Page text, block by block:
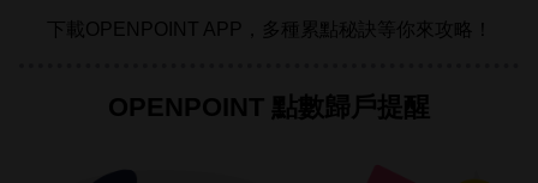
下載OPENPOINT APP，多種累點秘訣等你來攻略！
OPENPOINT 點數歸戶提醒